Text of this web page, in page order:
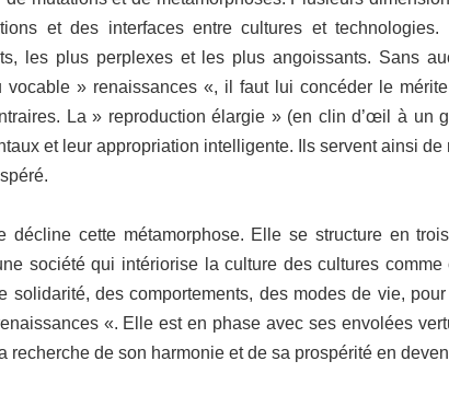
et des interfaces entre cultures et
les plus perplexes et les plus angoissants. Sans
» renaissances «, il faut lui concéder le
La » reproduction élargie » (en clin d’œil à un
et leur appropriation intelligente. Ils servent ainsi
cette métamorphose. Elle se structure en
société qui intériorise la culture des cultures
des comportements, des modes de vie,
«. Elle est en phase avec ses envolées
de son harmonie et de sa prospérité en